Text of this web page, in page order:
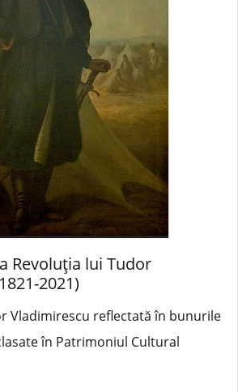
Revoluția lui Tudor
2021)
Vladimirescu reflectată în bunurile
în Patrimoniul Cultural